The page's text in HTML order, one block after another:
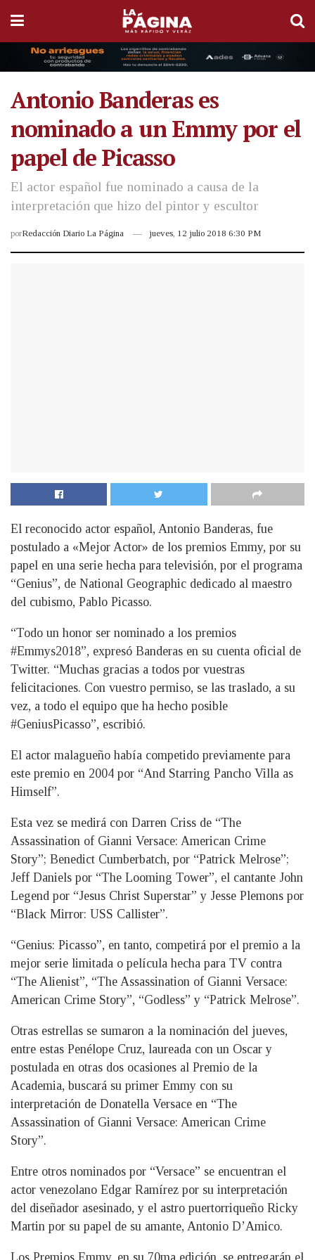
Antonio Banderas es
nominado a un Emmy por el
papel de Picasso
El actor español fue nominado a causa de la
interpretación que hizo del pintor y escultor
porRedacción Diario La Página jueves, 12 julio 2018 6:30 PM
El reconocido actor español, Antonio Banderas, fue
postulado a «Mejor Actor» de los premios Emmy, por su
papel en una serie hecha para televisión, por el programa
“Genius”, de National Geographic dedicado al maestro
del cubismo, Pablo Picasso.
“Todo un honor ser nominado a los premios
#Emmys2018”, expresó Banderas en su cuenta oficial de
Twitter. “Muchas gracias a todos por vuestras
felicitaciones. Con vuestro permiso, se las traslado, a su
vez, a todo el equipo que ha hecho posible
#GeniusPicasso”, escribió.
El actor malagueño había competido previamente para
este premio en 2004 por “And Starring Pancho Villa as
Himself”.
Esta vez se medirá con Darren Criss de “The
Assassination of Gianni Versace: American Crime
Story”; Benedict Cumberbatch, por “Patrick Melrose”;
Jeff Daniels por “The Looming Tower”, el cantante John
Legend por “Jesus Christ Superstar” y Jesse Plemons por
“Black Mirror: USS Callister”.
“Genius: Picasso”, en tanto, competirá por el premio a la
mejor serie limitada o película hecha para TV contra
“The Alienist”, “The Assassination of Gianni Versace:
American Crime Story”, “Godless” y “Patrick Melrose”.
Otras estrellas se sumaron a la nominación del jueves,
entre estas Penélope Cruz, laureada con un Oscar y
postulada en otras dos ocasiones al Premio de la
Academia, buscará su primer Emmy con su
interpretación de Donatella Versace en “The
Assassination of Gianni Versace: American Crime
Story”.
Entre otros nominados por “Versace” se encuentran el
actor venezolano Edgar Ramírez por su interpretación
del diseñador asesinado, y el astro puertorriqueño Ricky
Martin por su papel de su amante, Antonio D’Amico.